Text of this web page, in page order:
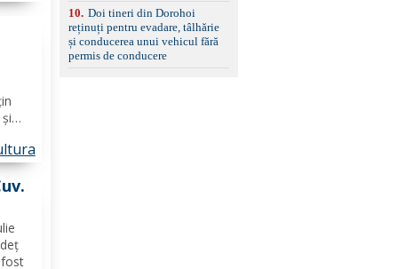
şi,
10. Doi tineri din Dorohoi
reținuți pentru evadare, tâlhărie
și conducerea unui vehicul fără
permis de conducere